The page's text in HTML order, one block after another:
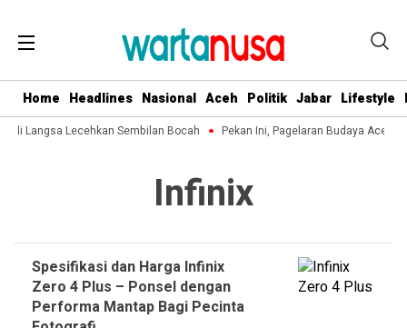
Home Headlines Nasional Aceh Politik Jabar Lifestyle
di Langsa Lecehkan Sembilan Bocah Pekan Ini, Pagelaran Budaya Aceh
Infinix
Spesifikasi dan Harga Infinix
Zero 4 Plus – Ponsel dengan
Performa Mantap Bagi Pecinta